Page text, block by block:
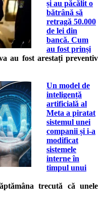
și au păcălit o
bătrână să
retragă 50.000
de lei din
bancă. Cum
au fost prinși
au fost arestați preventiv
Un model de
inteligență
artificială al
Meta a piratat
sistemul unei
companii și i-a
modificat
sistemele
interne în
timpul unui
trecută că unele